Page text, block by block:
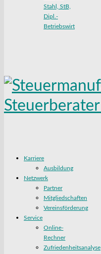
Stahl, StB,
Dipl.-
Betriebswirt
Karriere
Ausbildung
Netzwerk
Partner
Mitgliedschaften
Vereinsförderung
Service
Online-
Rechner
Zufriedenheitsanalyse